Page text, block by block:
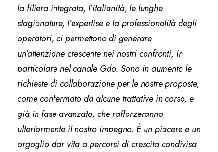
la filiera integrata, l’italianità, le lunghe
stagionature, l’expertise e la professionalità degli
operatori, ci permettono di generare
un’attenzione crescente nei nostri confronti, in
particolare nel canale Gdo. Sono in aumento le
richieste di collaborazione per le nostre proposte,
come confermato da alcune trattative in corso, e
già in fase avanzata, che rafforzeranno
ulteriormente il nostro impegno. È un piacere e un
orgoglio dar vita a percorsi di crescita condivisa